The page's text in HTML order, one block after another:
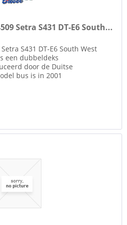
Setra S431 DT-E6 South...
S431 DT-E6 South West
een dubbeldeks
door de Duitse
bus is in 2001